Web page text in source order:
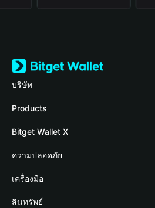
บริษัท
เกี่ยวกับ Bitget Wallet
Blog
Academy
ข่าวสารด้านคริปโต
ศูนย์ช่วยเหลือ
Products
Crypto Card
Stablecoin Earn
Payfi Crypto
Crypto Swap API
Bitget Wallet X
นักพัฒนา
เชื่อมต่อ Wallet
Bitget Wallet Pay
ความปลอดภัย
Protection Fund
เทคโนโลยีความปลอดภัย
เครื่องมือ
ซื้อคริปโต
สินทรัพย์